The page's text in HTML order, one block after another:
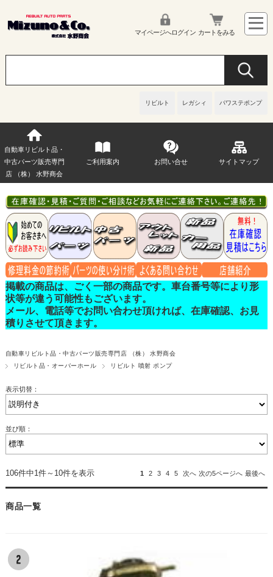
リビルト レガシィ パワステポンプ
マイページへログイン カートをみる
自動車リビルト品・
中古パーツ販売専門
店 （株） 水野商会
ご利用案内 お問い合せ サイトマップ
掲載の商品は、ごく一部の商品です。車台番号等により形
状等が違う可能性もございます。
メール、電話等でお問い合わせ頂ければ、在庫確認、お見
積りさせて頂きます。
自動車リビルト品・中古パーツ販売専門店 （株） 水野商会
リビルト品・オーバーホール
リビルト 噴射 ポンプ
表示切替：
並び順：
106件中1件～10件を表示 1 2 3 4 5 次へ 次の5ページへ 最後へ
商品一覧